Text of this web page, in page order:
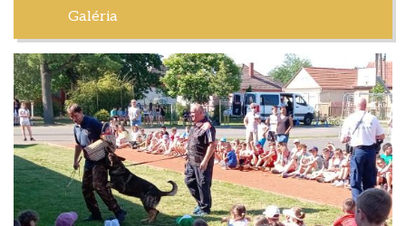
Galéria